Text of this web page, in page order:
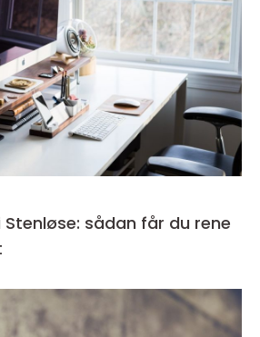
sådan får du rene